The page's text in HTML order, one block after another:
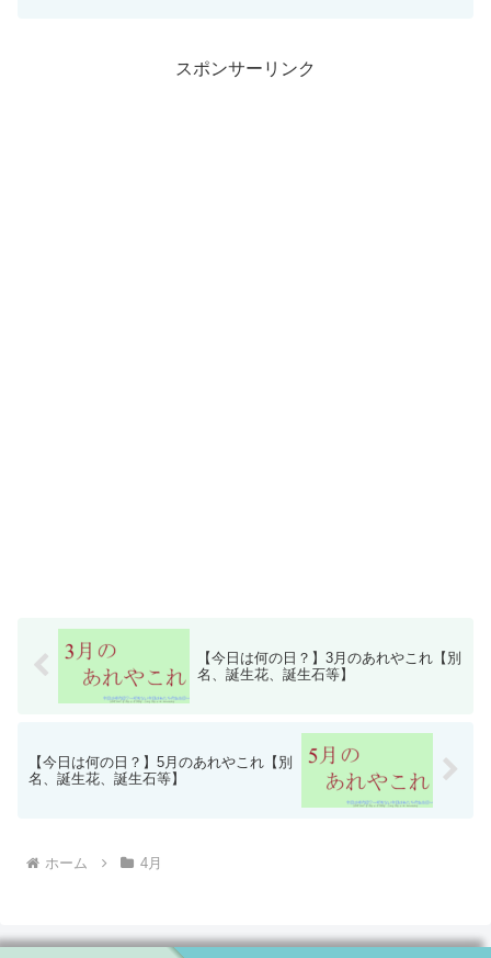
スポンサーリンク
【今日は何の日？】3月のあれやこれ【別
名、誕生花、誕生石等】
【今日は何の日？】5月のあれやこれ【別
名、誕生花、誕生石等】
ホーム 4月